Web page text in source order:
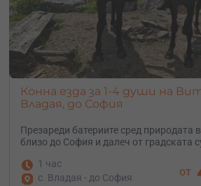
Конна езда за 1-4 души на
Владая, до София
Презареди батериите сред природата
близо до София и далеч от градската
1 час
с. Владая - до София
от